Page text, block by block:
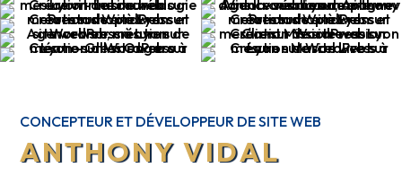
CONCEPTEUR ET DÉVELOPPEUR DE SITE WEB
ANTHONYVIDAL